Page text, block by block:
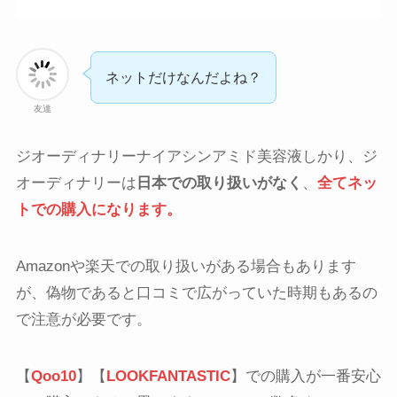
友達
ネットだけなんだよね？
ジオーディナリーナイアシンアミド美容液しかり、ジ
オーディナリーは 日本での取り扱いがなく 、 全てネッ
トでの購入になります。
Amazonや楽天での取り扱いがある場合もあります
が、偽物であると口コミで広がっていた時期もあるの
で注意が必要です。
【Qoo10】【 LOOKFANTASTIC】での購入が一番安心